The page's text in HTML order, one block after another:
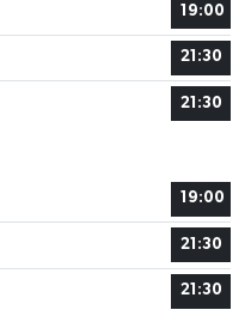
19:00
21:30
21:30
19:00
21:30
21:30